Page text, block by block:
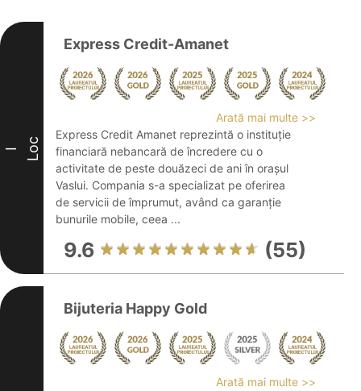
I Loc
Express Credit-Amanet
Arată mai multe >>
Express Credit Amanet reprezintă o instituție
financiară nebancară de încredere cu o
activitate de peste douăzeci de ani în orașul
Vaslui. Compania s-a specializat pe oferirea
de servicii de împrumut, având ca garanție
bunurile mobile, ceea ...
9.6 (55)
Bijuteria Happy Gold
Arată mai multe >>